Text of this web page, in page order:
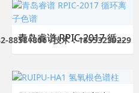
88581806 /技术：18553239229
青岛睿谱 RPIC-2017 循环离子色谱